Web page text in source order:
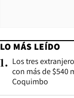
LO MÁS LEÍDO
1. Los tres
con más de $540
Coquimbo